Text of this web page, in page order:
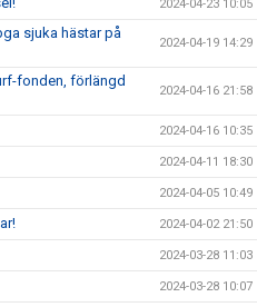
2024-04-23 10:05
sjuka hästar på
2024-04-19 14:29
fonden, förlängd
2024-04-16 21:58
2024-04-16 10:35
2024-04-11 18:30
2024-04-05 10:49
2024-04-02 21:50
2024-03-28 11:03
2024-03-28 10:07